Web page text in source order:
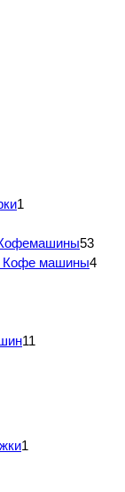
1
53
Кофе машины4
11
1